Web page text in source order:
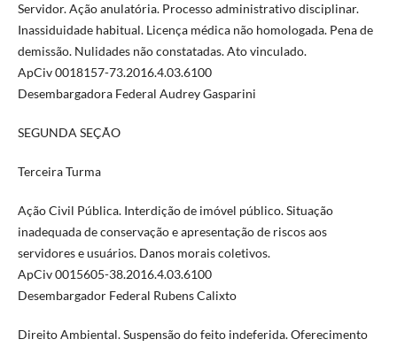
Servidor. Ação anulatória. Processo administrativo disciplinar.
Inassiduidade habitual. Licença médica não homologada. Pena de
demissão. Nulidades não constatadas. Ato vinculado.
ApCiv 0018157-73.2016.4.03.6100
Desembargadora Federal Audrey Gasparini
SEGUNDA SEÇÃO
Terceira Turma
Ação Civil Pública. Interdição de imóvel público. Situação
inadequada de conservação e apresentação de riscos aos
servidores e usuários. Danos morais coletivos.
ApCiv 0015605-38.2016.4.03.6100
Desembargador Federal Rubens Calixto
Direito Ambiental. Suspensão do feito indeferida. Oferecimento